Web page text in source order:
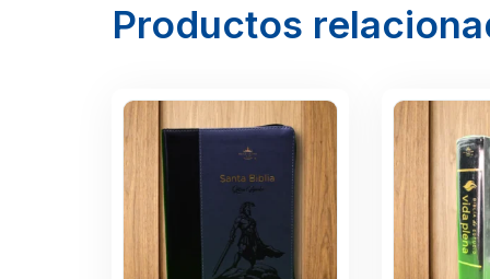
Productos